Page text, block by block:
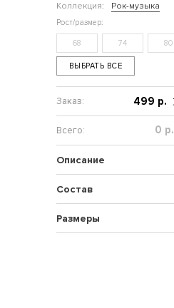
Коллекция:
Рок-музыка
68 74 80
ВЫБРАТЬ ВСЕ
499 р.
р.
Описание
Состав
Размеры